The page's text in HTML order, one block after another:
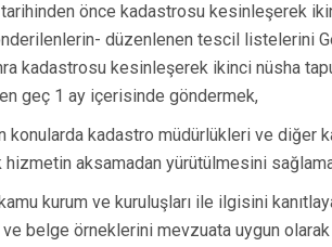
önce kadastrosu kesinleşerek
düzenlenen tescil listelerini
kadastrosu kesinleşerek ikinci nüsha
geç 1 ay içerisinde göndermek,
konularda kadastro müdürlükleri ve diğer
hizmetin aksamadan yürütülmesini
kurum ve kuruluşları ile ilgisini
belge örneklerini mevzuata uygun